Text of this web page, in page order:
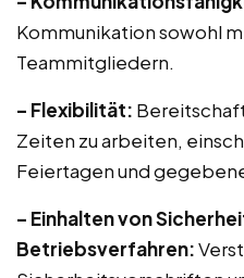
Kommunikation sowohl
Teammitgliedern.
– Flexibilität:
Zeiten zu arbeiten,
Feiertagen und
– Einhalten von
Betriebsverfahren: